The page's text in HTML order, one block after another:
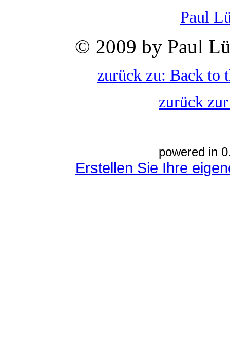
Paul
© 2009 by Paul
zurück zu: Back to
zurück
powered in
Erstellen Sie Ihre